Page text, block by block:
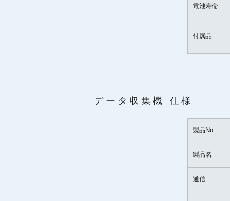
電池寿命
付属品
データ収集機 仕様
製品No.
製品名
通信